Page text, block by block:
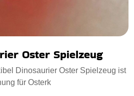
Oster Spielzeug
Dinosaurier Oster Spielzeug ist
für Osterk